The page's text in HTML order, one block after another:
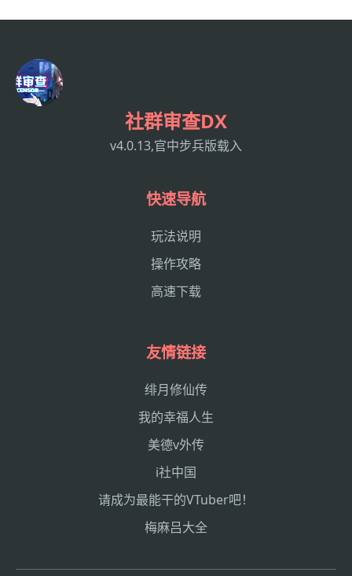
社群审查DX
v4.0.13,官中步兵版载入
快速导航
玩法说明
操作攻略
高速下载
友情链接
绯月修仙传
我的幸福人生
美德v外传
i社中国
请成为最能干的VTuber吧！
梅麻吕大全